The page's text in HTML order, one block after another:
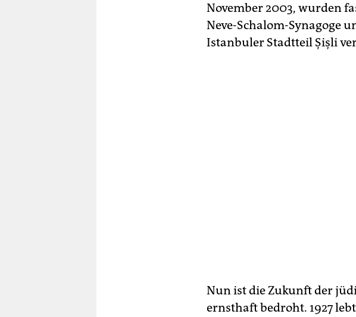
November 2003, wurden
Neve-Schalom-Synagoge
Istanbuler Stadtteil Şişli
Nun ist die Zukunft der
ernsthaft bedroht. 1927